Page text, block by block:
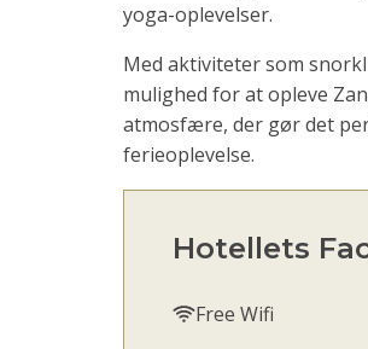
yoga-oplevelser.
Med aktiviteter som
mulighed for at opleve
atmosfære, der gør det
ferieoplevelse.
Hotellets
Free Wifi